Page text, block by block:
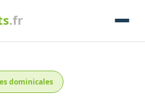
.fr
dominicales